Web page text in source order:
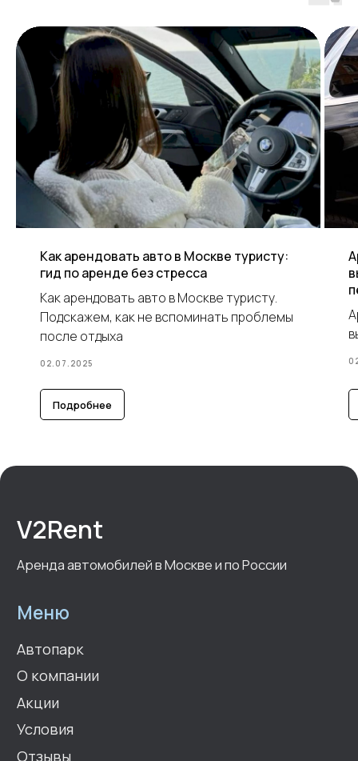
Как арендовать авто в Москве туристу:
гид по аренде без стресса
Как арендовать авто в Москве туристу.
Подскажем, как не вспоминать проблемы
после отдыха
02.07.2025
Подробнее